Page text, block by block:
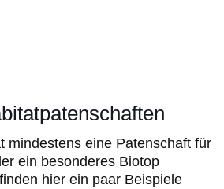
mindestens eine Patenschaft für
ein besonderes Biotop
hier ein paar Beispiele